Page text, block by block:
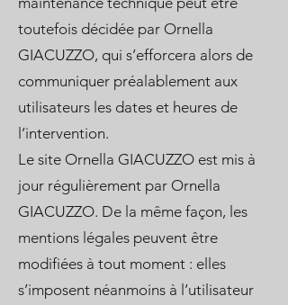
toutefois décidée par Ornella
GIACUZZO, qui s’efforcera alors de
communiquer préalablement aux
utilisateurs les dates et heures de
l’intervention.
Le site Ornella GIACUZZO est mis à
jour régulièrement par Ornella
GIACUZZO. De la même façon, les
mentions légales peuvent être
modifiées à tout moment : elles
s’imposent néanmoins à l’utilisateur